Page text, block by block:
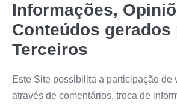
Informações,
Conteúdos gerados
Terceiros
Este Site possibilita a participação de
através de comentários, troca de